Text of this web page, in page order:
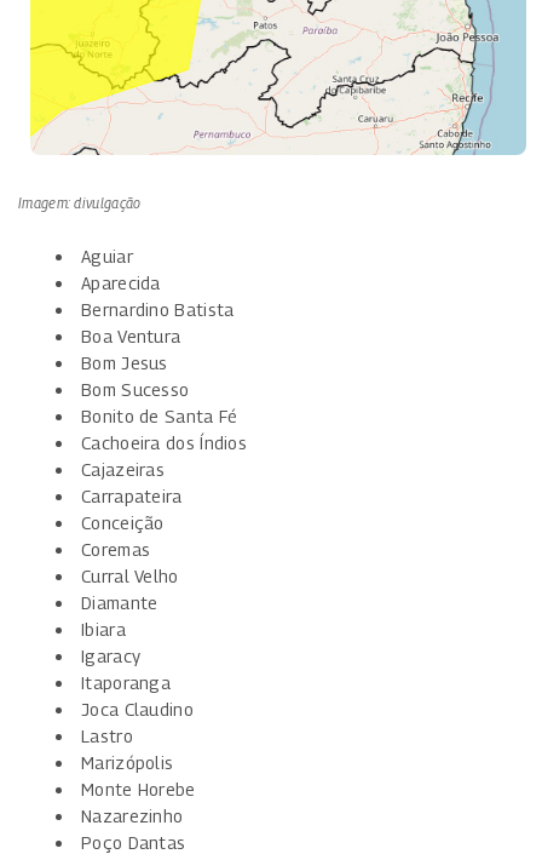
Imagem: divulgação
Aguiar
Aparecida
Bernardino Batista
Boa Ventura
Bom Jesus
Bom Sucesso
Bonito de Santa Fé
Cachoeira dos Índios
Cajazeiras
Carrapateira
Conceição
Coremas
Curral Velho
Diamante
Ibiara
Igaracy
Itaporanga
Joca Claudino
Lastro
Marizópolis
Monte Horebe
Nazarezinho
Poço Dantas